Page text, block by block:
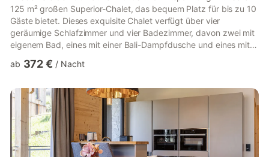
125 m² großen Superior-Chalet, das bequem Platz für bis zu 10
Gäste bietet. Dieses exquisite Chalet verfügt über vier
geräumige Schlafzimmer und vier Badezimmer, davon zwei mit
eigenem Bad, eines mit einer Bali-Dampfdusche und eines mit
separate Toiletten und Haartrockner. Die bequemen Boxspring-
Schlafzimmer verfügt über ein Etagenbett für zusätzliche
Flexibilität. Entspannen und erholen Sie sich in der privaten
Sauna o...
ab 372 € / Nacht